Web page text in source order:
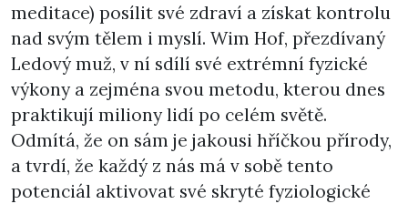
meditace) posílit své zdraví a získat kontrolu
nad svým tělem i myslí. Wim Hof, přezdívaný
Ledový muž, v ní sdílí své extrémní fyzické
výkony a zejména svou metodu, kterou dnes
praktikují miliony lidí po celém světě.
Odmítá, že on sám je jakousi hříčkou přírody,
a tvrdí, že každý z nás má v sobě tento
potenciál aktivovat své skryté fyziologické